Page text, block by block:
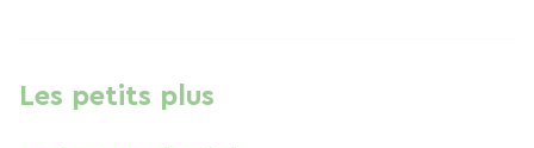
Les petits plus